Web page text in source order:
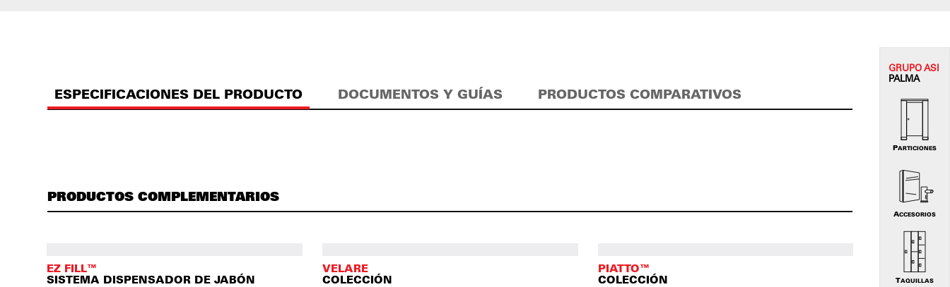
ESPECIFICACIONES DEL PRODUCTO DOCUMENTOS Y GUÍAS PRODUCTOS COMPARATIVOS
PRODUCTOS COMPLEMENTARIOS
EZ FILL™
SISTEMA DISPENSADOR DE JABÓN
VELARE
COLECCIÓN
PIATTO™
COLECCIÓN
GRUPOASI
PALMA
PARTICIONES
ACCESORIOS
TAQUILLAS